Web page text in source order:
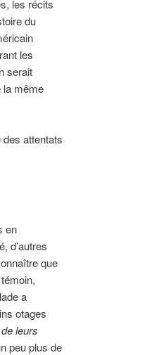
les récits
du
les
serait
la même
des attentats
en
d’autres
que
a
otages
leurs
peu plus de